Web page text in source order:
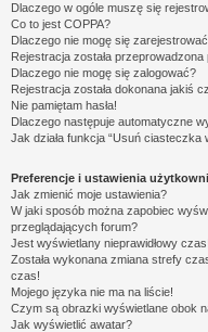
Dlaczego w ogóle muszę się
Co to jest COPPA?
Dlaczego nie mogę się
Rejestracja została
Dlaczego nie mogę się zalogować?
Rejestracja została dokonana jakiś
Nie pamiętam hasła!
Dlaczego następuje automatyczne
Jak działa funkcja “Usuń ciasteczka
Preferencje i ustawienia
Jak zmienić moje ustawienia?
W jaki sposób można zapobiec
przeglądających forum?
Jest wyświetlany nieprawidłowy czas!
Została wykonana zmiana strefy
czas!
Mojego języka nie ma na liście!
Czym są obrazki wyświetlane obok
Jak wyświetlić awatar?